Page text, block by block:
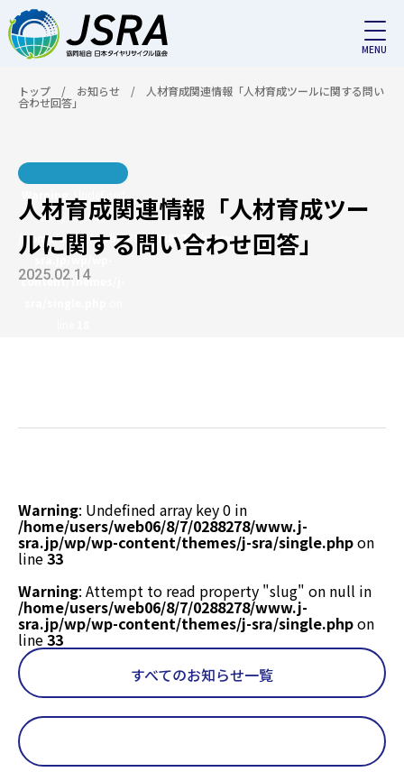
トップ / お知らせ / 人材育成関連情報「人材育成ツールに関する問い
合わせ回答」
Warning
: Undefined
array key 0 in
/home/users/web06/8/7/0288278/www.j-
sra.jp/wp/wp-
content/themes/j-
/home/users/web06/8/7/0288278/www.j-
line18
人材育成関連情報「人材育成ツー
ルに関する問い合わせ回答」
2025.02.14
Warning: Undefined array key 0 in
/home/users/web06/8/7/0288278/www.j-
sra.jp/wp/wp-content/themes/j-sra/single.phpon
line33
Warning: Attempt to read property "slug" on null in
/home/users/web06/8/7/0288278/www.j-
sra.jp/wp/wp-content/themes/j-sra/single.phpon
line33
すべてのお知らせ一覧